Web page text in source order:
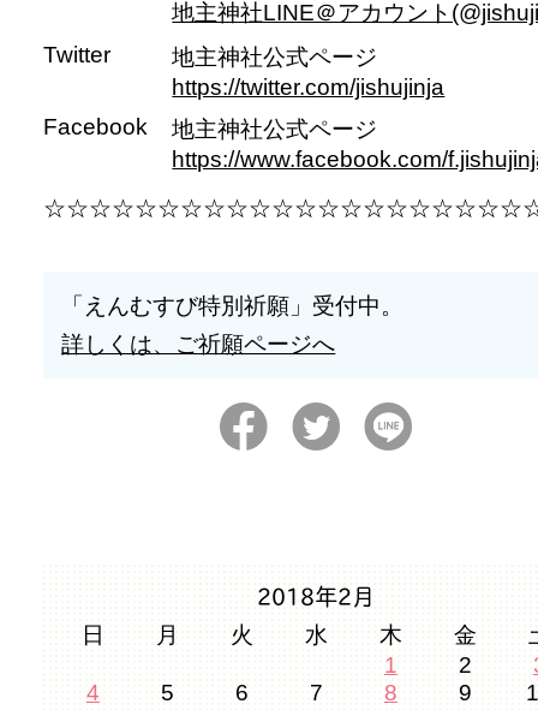
地主神社LINE＠アカウント
Twitter
地主神社公式ページ
https://twitter.com/jishujinja
Facebook
地主神社公式ページ
https://www.facebook.com/
「えんむすび特別祈願」受付中。
詳しくは、ご祈願ページへ
2018年2月
日 月 火 水 木 金
1
2
4
5 6 7 8 9